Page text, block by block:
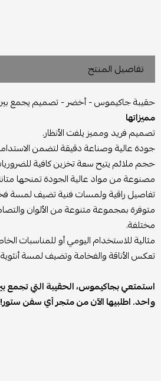
تفاصيل المنتج
حقيبة جاكيموس - أخضر - تصميم يجمع بين
مميزاتها
تصميم فريد ومميز يلفت الأنظار.
جودة عالية وصناعة دقيقة لتضمن
حجم ملائم يتيح سعة تخزين كافية
مصنوعة من مواد عالية الجودة تمنحها
تفاصيل راقية ولمسات فنية تضيف لمسة
متوفرة بمجموعة متنوعة من الألوان
مختلفة.
مثالية للاستخدام اليومي أو للمناسبات
تعكس الأناقة والفخامة وتضيف لمسة أنثوية
استمتعي بجاكيموس، الحقيبة التي تجمع
واحد. اطلبيها الآن من متجر أي سفن ستور!